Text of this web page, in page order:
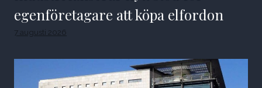
egenföretagare att köpa elfordon
7 augusti 2026